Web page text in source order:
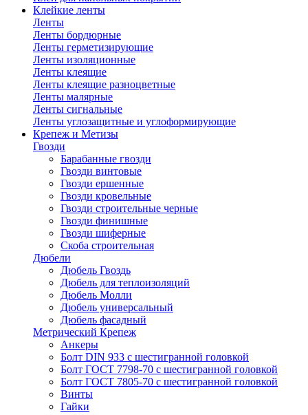
Клейкие ленты
Ленты
Ленты бордюрные
Ленты герметизирующие
Ленты изоляционные
Ленты клеящие
Ленты клеящие разноцветные
Ленты малярные
Ленты сигнальные
Ленты углозащитные и углоформирующие
Крепеж и Метизы
Гвозди
Барабанные гвозди
Гвозди винтовые
Гвозди ершенные
Гвозди кровельные
Гвозди строительные черные
Гвозди финишные
Гвозди шиферные
Скоба строительная
Дюбели
Дюбель Гвоздь
Дюбель для теплоизоляций
Дюбель Молли
Дюбель универсальный
Дюбель фасадный
Метрический Крепеж
Анкеры
Болт DIN 933 с шестигранной головкой
Болт ГОСТ 7798-70 с шестигранной головкой
Болт ГОСТ 7805-70 с шестигранной головкой
Винты
Гайки